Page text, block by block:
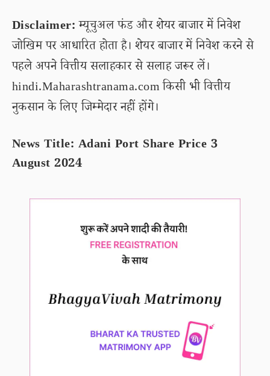
Disclaimer:म्यूचुअल फंड और शेयर बाजार में निवेश
जोखिम पर आधारित होता है। शेयर बाजार में निवेश करने से
पहले अपने वित्तीय सलाहकार से सलाह जरूर लें।
hindi.Maharashtranama.com किसी भी वित्तीय
नुकसान के लिए जिम्मेदार नहीं होंगे।
News Title: Adani Port Share Price 3
August 2024